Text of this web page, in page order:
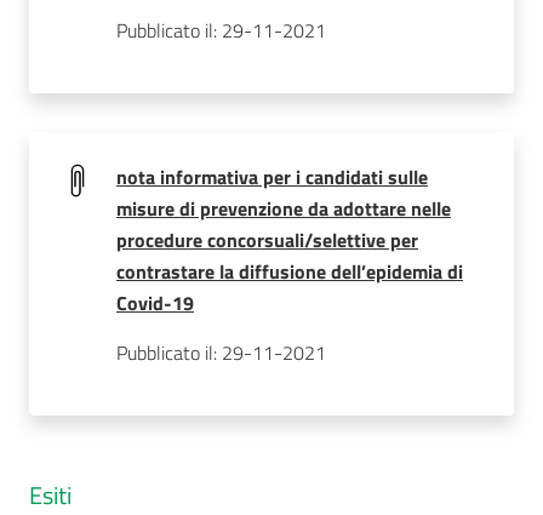
Pubblicato il: 29-11-2021
nota informativa per i candidati sulle
misure di prevenzione da adottare nelle
procedure concorsuali/selettive per
contrastare la diffusione dell’epidemia di
Covid-19
Pubblicato il: 29-11-2021
Esiti